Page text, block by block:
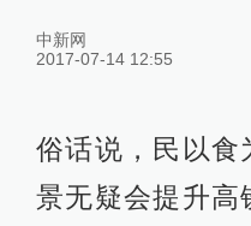
中新网
2017-07-14 12:55
俗话说，民以食
景无疑会提升高